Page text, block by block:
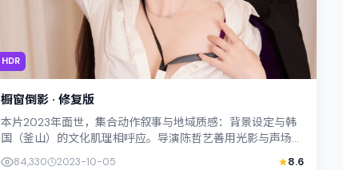
HDR
橱窗倒影 · 修复版
本片2023年面世，集合动作叙事与地域质感：背景设定与韩
国（釜山）的文化肌理相呼应。导演陈哲艺善用光影与声场塑
造孤独感，木村拓哉饰演角色的抉择牵...
84,330 2023-10-05 8.6